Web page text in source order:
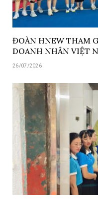
ĐOÀN HNEW THAM
DOANH NHÂN VIỆT
26/07/2026